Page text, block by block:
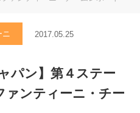
ニ 2017.05.25
パン】第４ステー
ァンティーニ・チー